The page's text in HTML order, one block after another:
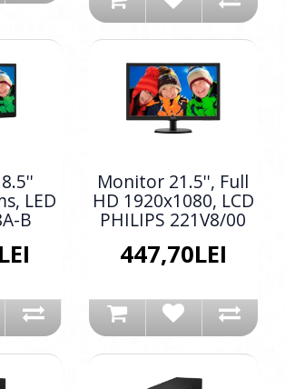
LED
B
Monitor 21.5'', Full
HD 1920x1080, LCD
PHILIPS 221V8/00
447,70LEI